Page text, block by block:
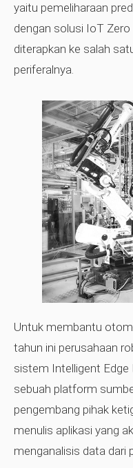
yaitu pemeliharaan
dengan solusi IoT
diterapkan ke salah
periferalnya.
Untuk membantu
tahun ini perusahaan
sistem Intelligent Edge
sebuah platform
pengembang pihak
menulis aplikasi yang
menganalisis data dari